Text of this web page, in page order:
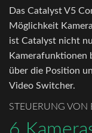
Das Catalyst V5
Möglichkeit
ist Catalyst nicht
Kamerafunktionen
über die Position
Video Switcher.
STEUERUNG VON
6